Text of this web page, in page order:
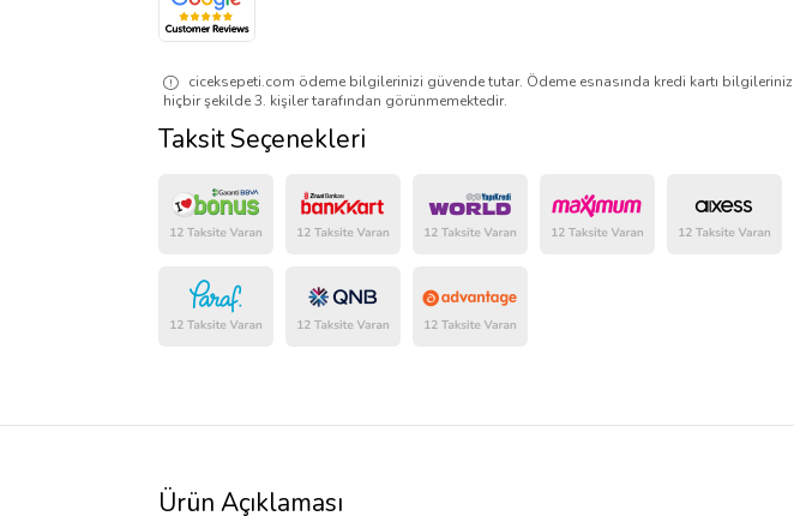
ciceksepeti.com ödeme bilgilerinizi güvende tutar. Ödeme esnasında kredi kartı bilgileriniz
hiçbir şekilde 3. kişiler tarafından görünmemektedir.
Taksit Seçenekleri
Ürün Açıklaması